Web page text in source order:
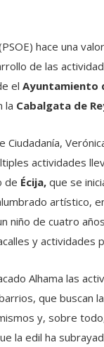
hace una
de las
el Ayuntamiento
la Cabalgata de
Ciudadanía,
actividades
de Écija, que se
artístico,
niño de cuatro
y actividades
Alhama las
que buscan
y, sobre
la edil ha